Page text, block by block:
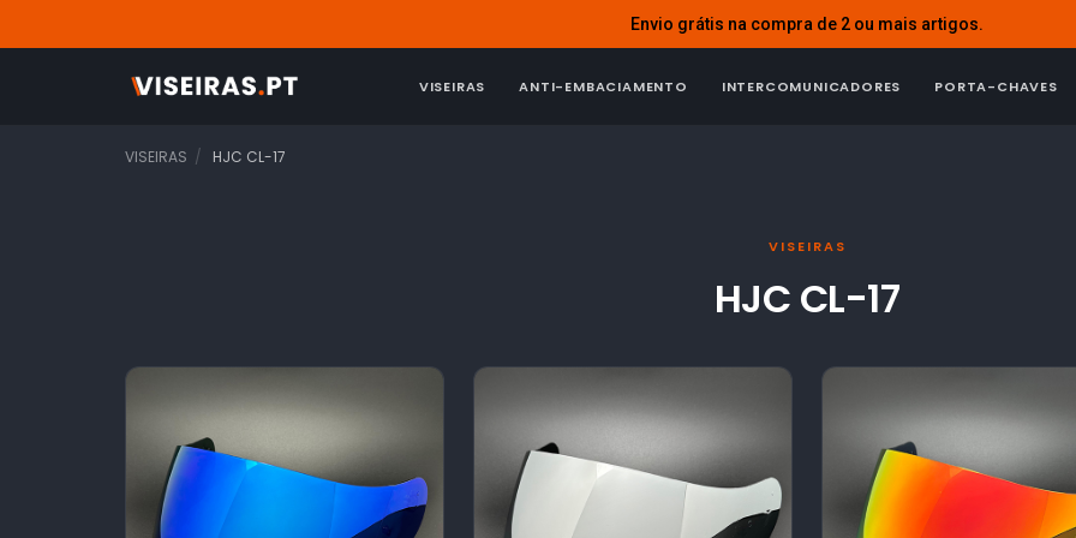
Envio grátis na compra de 2 ou mais artigos.
VISEIRAS ANTI-EMBACIAMENTO INTERCOMUNICADORES PORTA-CHAVES
VISEIRAS HJC CL-17
VISEIRAS
HJC CL-17